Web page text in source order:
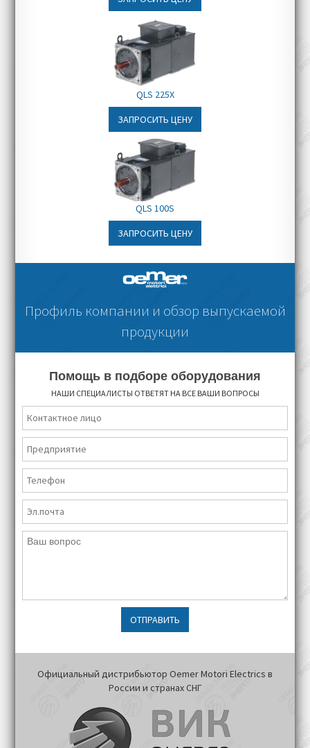
QLS 225X
ЗАПРОСИТЬ ЦЕНУ
QLS 100S
ЗАПРОСИТЬ ЦЕНУ
Профиль компании и обзор выпускаемой
продукции
Помощь в подборе оборудования
НАШИ СПЕЦИАЛИСТЫ ОТВЕТЯТ НА ВСЕ ВАШИ ВОПРОСЫ
ОТПРАВИТЬ
Официальный дистрибьютор Oemer Motori Electrics в
России и странах СНГ